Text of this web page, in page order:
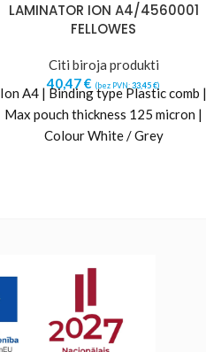
LAMINATOR ION A4/4560001
FELLOWES
Citi biroja produkti
40,47€ (bez PVN:33,45€)
Ion A4 | Binding type Plastic comb |
Max pouch thickness 125 micron |
Colour White / Grey